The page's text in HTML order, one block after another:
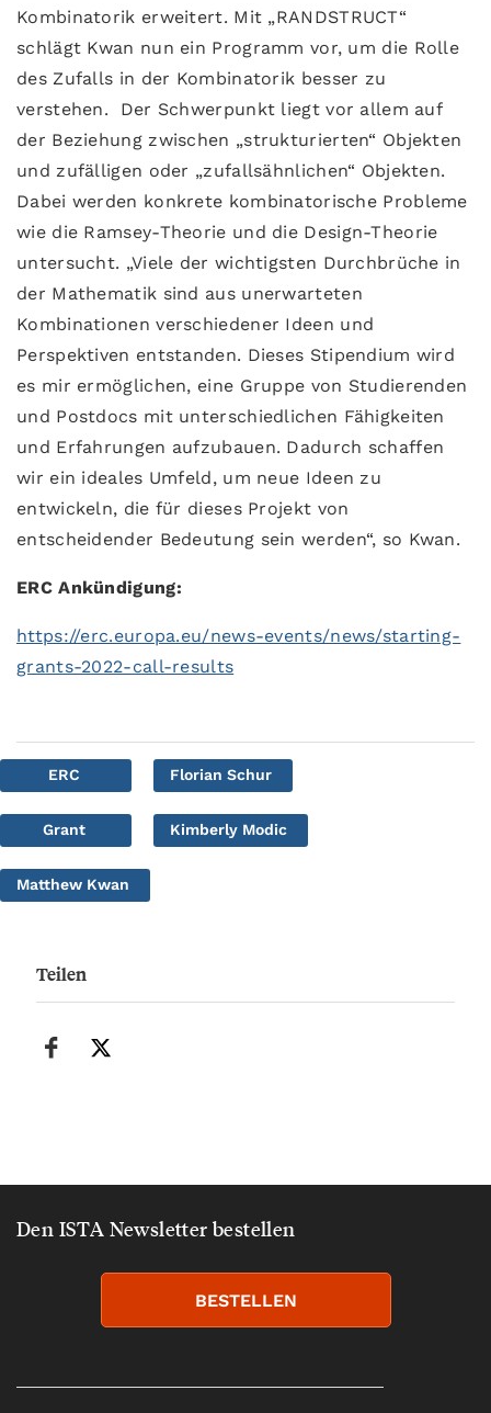
Kombinatorik erweitert. Mit „RANDSTRUCT“
schlägt Kwan nun ein Programm vor, um die Rolle
des Zufalls in der Kombinatorik besser zu
verstehen. Der Schwerpunkt liegt vor allem auf
der Beziehung zwischen „strukturierten“ Objekten
und zufälligen oder „zufallsähnlichen“ Objekten.
Dabei werden konkrete kombinatorische Probleme
wie die Ramsey-Theorie und die Design-Theorie
untersucht. „Viele der wichtigsten Durchbrüche in
der Mathematik sind aus unerwarteten
Kombinationen verschiedener Ideen und
Perspektiven entstanden. Dieses Stipendium wird
es mir ermöglichen, eine Gruppe von Studierenden
und Postdocs mit unterschiedlichen Fähigkeiten
und Erfahrungen aufzubauen. Dadurch schaffen
wir ein ideales Umfeld, um neue Ideen zu
entwickeln, die für dieses Projekt von
entscheidender Bedeutung sein werden“, so Kwan.
ERC Ankündigung:
https://erc.europa.eu/news-events/news/starting-
grants-2022-call-results
ERC Florian Schur
Grant Kimberly Modic
Matthew Kwan
Teilen
Den ISTA Newsletter bestellen
BESTELLEN